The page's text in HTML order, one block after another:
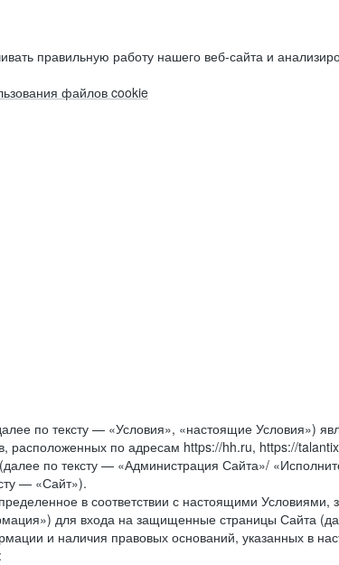
правильную работу нашего веб-сайта и
файлов cookie
по тексту — «Условия», «настоящие Условия»)
расположенных по адресам https://hh.ru, https://
по тексту — «Администрация Сайта»/
— «Сайт»).
в соответствии с настоящими
для входа на защищенные страницы Сайта
и наличия правовых оснований, указанных в